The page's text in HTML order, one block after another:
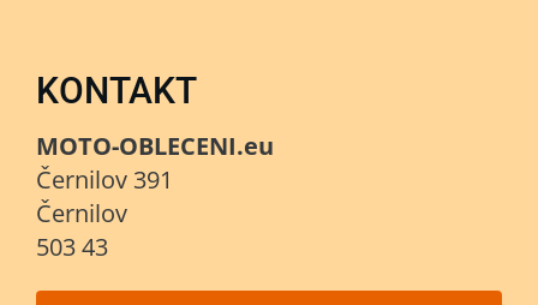
KONTAKT
MOTO-OBLECENI.eu
Černilov 391
Černilov
503 43